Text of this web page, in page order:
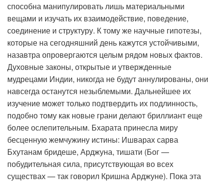
способна манипулировать лишь материальными
вещами и изучать их взаимодействие, поведение,
соединение и структуру. К тому же научные гипотезы,
которые на сегодняшний день кажутся устойчивыми,
назавтра опровергаются целым рядом новых фактов.
Духовные законы, открытые и утвержденные
мудрецами Индии, никогда не будут аннулированы, они
навсегда останутся незыблемыми. Дальнейшее их
изучение может только подтвердить их подлинность,
подобно тому как новые грани делают бриллиант еще
более ослепительным. Бхарата принесла миру
бесценную жемчужину истины: Ишварах сарва
Бхутанам бридеше, Арджуна, тишати (Бог —
побудительная сила, присутствующая во всех
существах — так говорил Кришна Арджуне). Пока эта